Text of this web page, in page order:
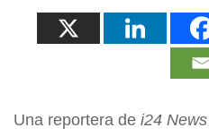
Una reportera de i24 News